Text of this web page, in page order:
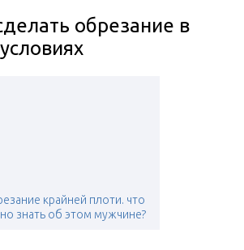
обрезание в
крайней плоти. что
знать об этом мужчине?